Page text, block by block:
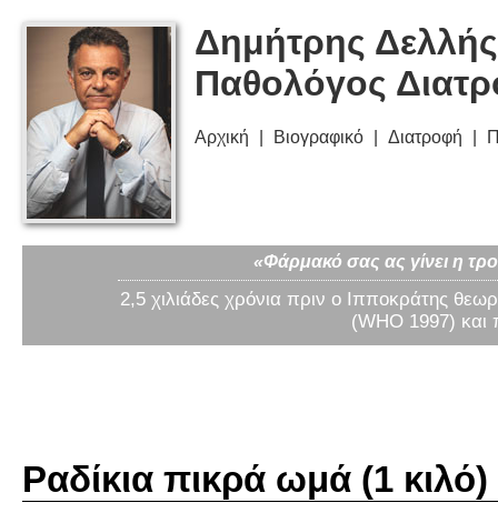
Δημήτρης
Παθολόγος
Αρχική Βιογραφικό Διατροφή
«Φάρμακό σας ας γίνει η
2,5 χιλιάδες χρόνια πριν ο Ιπποκράτης
(WHO 1997) και
Ραδίκια πικρά ωμά (1 κιλό)